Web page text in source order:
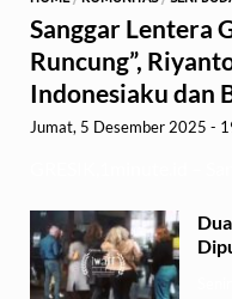
Sanggar Lentera
Runcung”,
Indonesiaku dan
Jumat, 5 Desember 2025 -